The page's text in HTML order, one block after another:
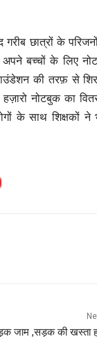
छात्रों के
बच्चों के लिए
की तरफ़ से
नोटबुक का
के साथ शिक्षकों ने
जाम ,सड़क की खस्ता